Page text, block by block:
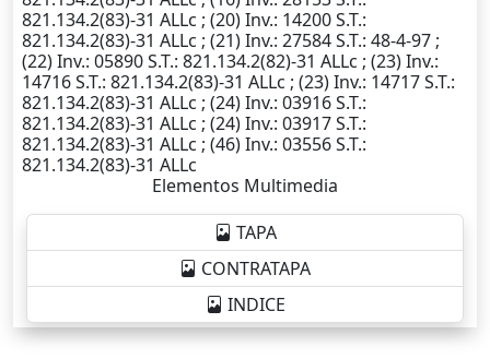
821.134.2(83)-31 ALLc ; (20)Inv.: 14200S.T.:
821.134.2(83)-31 ALLc ; (21)Inv.: 27584S.T.: 48-4-97 ;
(22)Inv.: 05890S.T.: 821.134.2(82)-31 ALLc ; (23)Inv.:
14716S.T.: 821.134.2(83)-31 ALLc ; (23)Inv.: 14717S.T.:
821.134.2(83)-31 ALLc ; (24)Inv.: 03916S.T.:
821.134.2(83)-31 ALLc ; (24)Inv.: 03917S.T.:
821.134.2(83)-31 ALLc ; (46)Inv.: 03556S.T.:
821.134.2(83)-31 ALLc
Elementos Multimedia
TAPA
CONTRATAPA
INDICE